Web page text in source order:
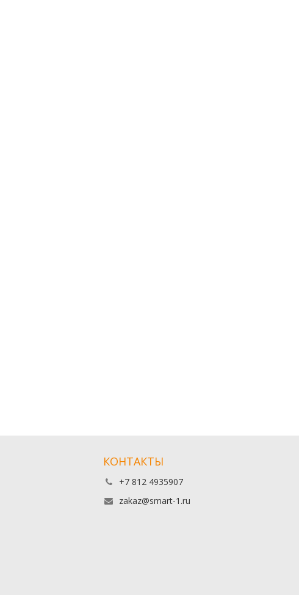
КОНТАКТЫ
+7 812 4935907
zakaz@smart-1.ru